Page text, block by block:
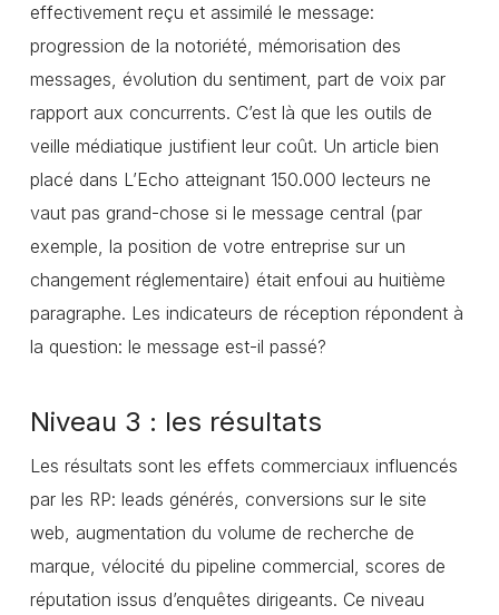
effectivement reçu et assimilé le message:
progression de la notoriété, mémorisation des
messages, évolution du sentiment, part de voix par
rapport aux concurrents. C’est là que les outils de
veille médiatique justifient leur coût. Un article bien
placé dans L’Echo atteignant 150.000 lecteurs ne
vaut pas grand-chose si le message central (par
exemple, la position de votre entreprise sur un
changement réglementaire) était enfoui au huitième
paragraphe. Les indicateurs de réception répondent à
la question: le message est-il passé?
Niveau 3 : les résultats
Les résultats sont les effets commerciaux influencés
par les RP: leads générés, conversions sur le site
web, augmentation du volume de recherche de
marque, vélocité du pipeline commercial, scores de
réputation issus d’enquêtes dirigeants. Ce niveau